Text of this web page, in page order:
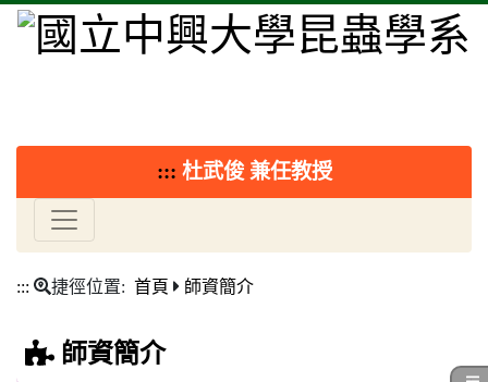
::: 杜武俊 兼任教授
::: 捷徑位置: 首頁 師資簡介
師資簡介